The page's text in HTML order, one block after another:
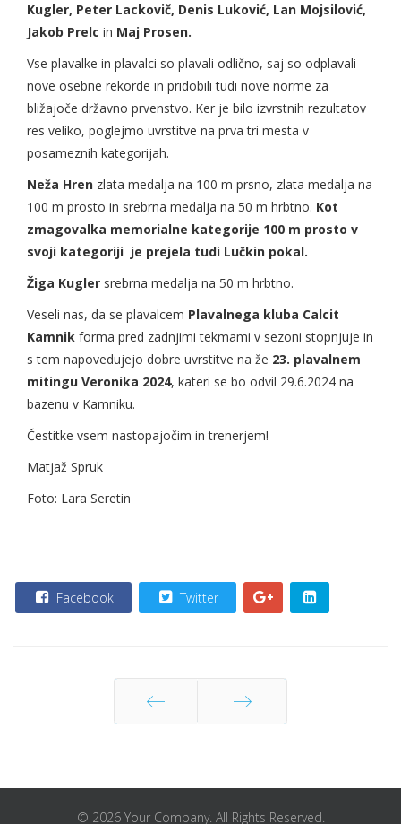
Kugler, Peter Lackovič, Denis Luković, Lan Mojsilović,
Jakob Prelc in Maj Prosen.
Vse plavalke in plavalci so plavali odlično, saj so odplavali
nove osebne rekorde in pridobili tudi nove norme za
bližajoče državno prvenstvo. Ker je bilo izvrstnih rezultatov
res veliko, poglejmo uvrstitve na prva tri mesta v
posameznih kategorijah.
Neža Hren zlata medalja na 100 m prsno, zlata medalja na
100 m prosto in srebrna medalja na 50 m hrbtno. Kot
zmagovalka memorialne kategorije 100 m prosto v
svoji kategoriji je prejela tudi Lučkin pokal.
Žiga Kugler srebrna medalja na 50 m hrbtno.
Veseli nas, da se plavalcem Plavalnega kluba Calcit
Kamnik forma pred zadnjimi tekmami v sezoni stopnjuje in
s tem napovedujejo dobre uvrstitve na že 23. plavalnem
mitingu Veronika 2024, kateri se bo odvil 29.6.2024 na
bazenu v Kamniku.
Čestitke vsem nastopajočim in trenerjem!
Matjaž Spruk
Foto: Lara Seretin
Facebook Twitter
© 2026 Your Company. All Rights Reserved.